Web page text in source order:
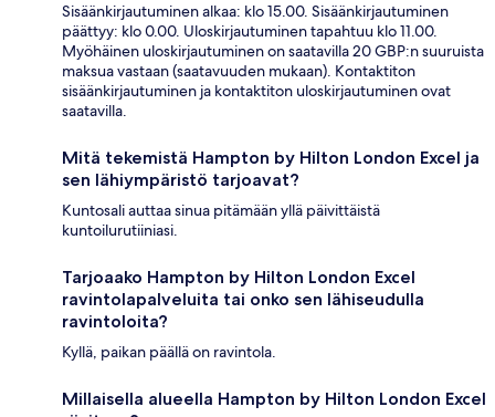
Sisäänkirjautuminen alkaa: klo 15.00. Sisäänkirjautuminen
päättyy: klo 0.00. Uloskirjautuminen tapahtuu klo 11.00.
Myöhäinen uloskirjautuminen on saatavilla 20 GBP:n suuruista
maksua vastaan (saatavuuden mukaan). Kontaktiton
sisäänkirjautuminen ja kontaktiton uloskirjautuminen ovat
saatavilla.
Mitä tekemistä Hampton by Hilton London Excel ja
sen lähiympäristö tarjoavat?
Kuntosali auttaa sinua pitämään yllä päivittäistä
kuntoilurutiiniasi.
Tarjoaako Hampton by Hilton London Excel
ravintolapalveluita tai onko sen lähiseudulla
ravintoloita?
Kyllä, paikan päällä on ravintola.
Millaisella alueella Hampton by Hilton London Excel